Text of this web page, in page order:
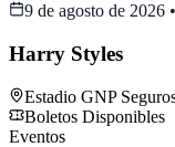
9 de agosto de 2026 •
Harry Styles
Estadio GNP
Boletos Disponibles
Eventos